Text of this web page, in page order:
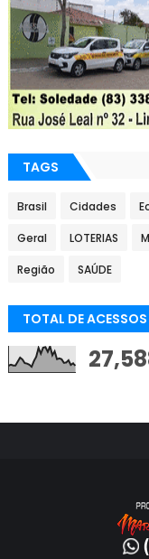
TAGS
Brasil Cidades
Geral LOTERIAS
Região SAÚDE
TOTAL DE ACESSOS